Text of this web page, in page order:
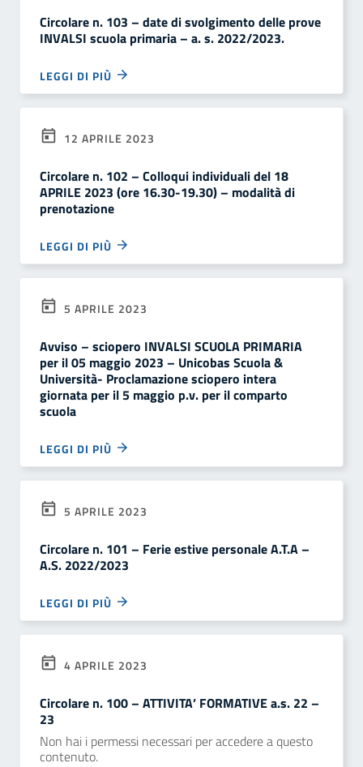
Circolare n. 103 – date di svolgimento delle prove
INVALSI scuola primaria – a. s. 2022/2023.
LEGGI DI PIÙ
12 APRILE 2023
Circolare n. 102 – Colloqui individuali del 18
APRILE 2023 (ore 16.30-19.30) – modalità di
prenotazione
LEGGI DI PIÙ
5 APRILE 2023
Avviso – sciopero INVALSI SCUOLA PRIMARIA
per il 05 maggio 2023 – Unicobas Scuola &
Università- Proclamazione sciopero intera
giornata per il 5 maggio p.v. per il comparto
scuola
LEGGI DI PIÙ
5 APRILE 2023
Circolare n. 101 – Ferie estive personale A.T.A –
A.S. 2022/2023
LEGGI DI PIÙ
4 APRILE 2023
Circolare n. 100 – ATTIVITA’ FORMATIVE a.s. 22 –
23
Non hai i permessi necessari per accedere a questo
contenuto.